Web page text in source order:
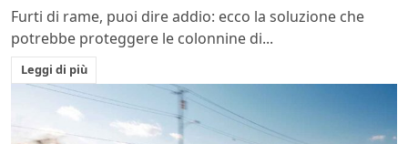
Furti di rame, puoi dire addio: ecco la soluzione che
potrebbe proteggere le colonnine di...
Leggi di più